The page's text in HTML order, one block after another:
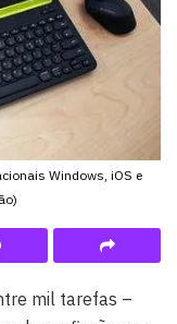
Windows, iOS e
mil tarefas –